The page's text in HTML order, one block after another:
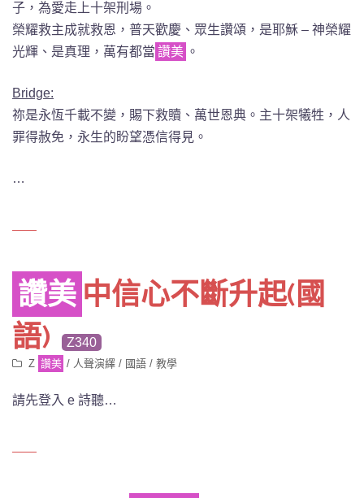
子，為愛走上十架刑場。
榮耀救主成就救恩，普天歡慶、眾生讚頌，是耶穌 – 神榮耀
光輝、是真理，萬有都當 讚美 。
Bridge:
祢是永恆千載不變，賜下救贖、萬世恩典。主十架犧牲，人
罪得赦免，永生的盼望憑信得見。
…
讚美 中信心不斷升起(國
語)
Z340
Z 讚美 / 人聲演繹 / 國語 /教學
請先登入 e 詩聽…